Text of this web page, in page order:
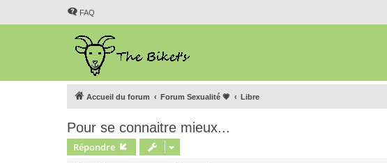
FAQ
Accueil du forum Forum Sexualité 💗 Libre
Pour se connaitre mieux...
Répondre